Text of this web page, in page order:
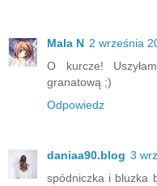
Mala N 2 września
O kurcze!
granatową ;)
Odpowiedz
daniaa90.blog 3
spódniczka i bluzka